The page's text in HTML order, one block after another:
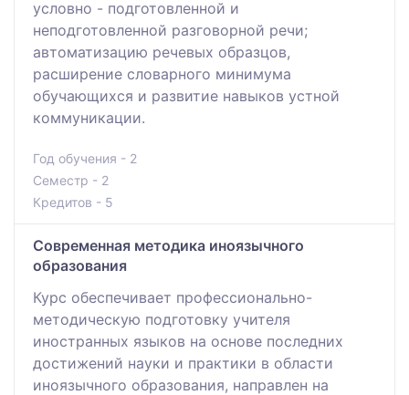
условно - подготовленной и
неподготовленной разговорной речи;
автоматизацию речевых образцов,
расширение словарного минимума
обучающихся и развитие навыков устной
коммуникации.
Год обучения - 2
Семестр - 2
Кредитов - 5
Современная методика иноязычного
образования
Курс обеспечивает профессионально-
методическую подготовку учителя
иностранных языков на основе последних
достижений науки и практики в области
иноязычного образования, направлен на